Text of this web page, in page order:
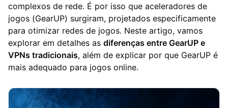
complexos de rede. É por isso que aceleradores de
jogos (GearUP) surgiram, projetados especificamente
para otimizar redes de jogos. Neste artigo, vamos
explorar em detalhes as diferenças entre GearUP e
VPNs tradicionais, além de explicar por que GearUP é
mais adequado para jogos online.